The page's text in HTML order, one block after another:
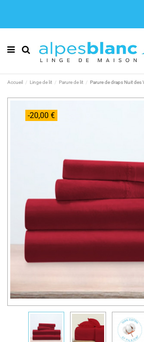
Accueil Linge de lit Parure de lit Parure de draps Nuit des
-20,00 €